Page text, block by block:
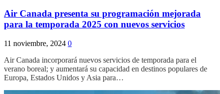
Air Canada presenta su programación mejorada
para la temporada 2025 con nuevos servicios
11 noviembre, 2024 0
Air Canada incorporará nuevos servicios de temporada para el
verano boreal; y aumentará su capacidad en destinos populares de
Europa, Estados Unidos y Asia para…